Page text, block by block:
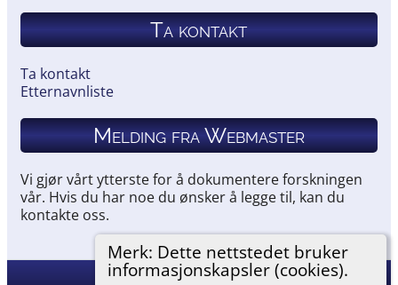
Merk: Dette nettstedet bruker
informasjonskapsler (cookies).
Ta kontakt
Ta kontakt
Etternavnliste
Melding fra Webmaster
Vi gjør vårt ytterste for å dokumentere forskningen
vår. Hvis du har noe du ønsker å legge til, kan du
kontakte oss.